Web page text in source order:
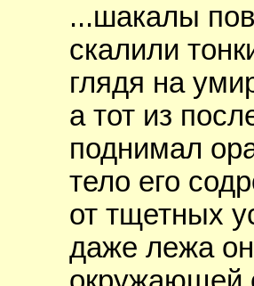
...шакалы
скалили
глядя на
а тот из
поднимал
тело его
от тщетных
даже лежа